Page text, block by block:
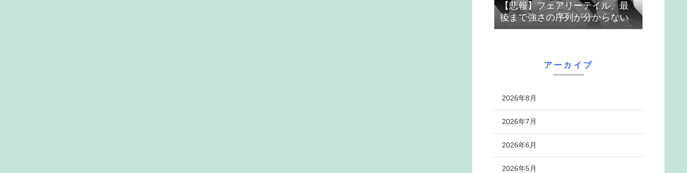
【悲報】フェアリーテイル、最
後まで強さの序列が分からない
アーカイブ
2026年8月
2026年7月
2026年6月
2026年5月